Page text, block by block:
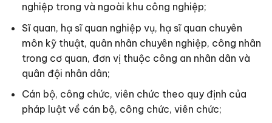
nghiệp trong và ngoài khu công nghiệp;
Sĩ quan, hạ sĩ quan nghiệp vụ, hạ sĩ quan chuyên
môn kỹ thuật, quân nhân chuyên nghiệp, công nhân
trong cơ quan, đơn vị thuộc công an nhân dân và
quân đội nhân dân;
Cán bộ, công chức, viên chức theo quy định của
pháp luật về cán bộ, công chức, viên chức;